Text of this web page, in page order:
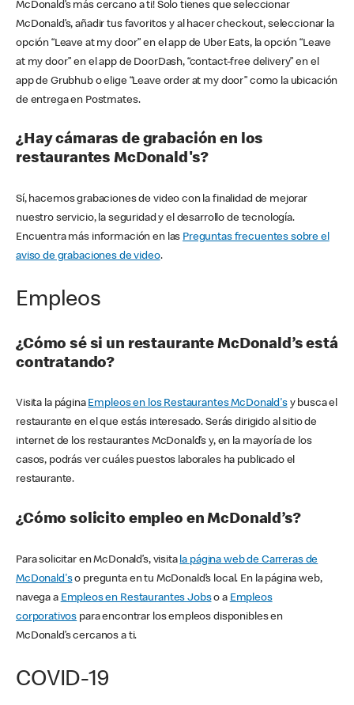
McDonald’s más cercano a ti! Solo tienes que seleccionar
McDonald’s, añadir tus favoritos y al hacer checkout, seleccionar la
opción “Leave at my door” en el app de Uber Eats, la opción “Leave
at my door” en el app de DoorDash, “contact-free delivery” en el
app de Grubhub o elige “Leave order at my door” como la ubicación
de entrega en Postmates.
¿Hay cámaras de grabación en los
restaurantes McDonald's?
Sí, hacemos grabaciones de video con la finalidad de mejorar
nuestro servicio, la seguridad y el desarrollo de tecnología.
Encuentra más información en las Preguntas frecuentes sobre el
aviso de grabaciones de video.
Empleos
¿Cómo sé si un restaurante McDonald’s está
contratando?
Visita la página Empleos en los Restaurantes McDonald'sy busca el
restaurante en el que estás interesado. Serás dirigido al sitio de
internet de los restaurantes McDonald’s y, en la mayoría de los
casos, podrás ver cuáles puestos laborales ha publicado el
restaurante.
¿Cómo solicito empleo en McDonald’s?
Para solicitar en McDonald’s, visita la página web de Carreras de
McDonald'so pregunta en tu McDonald’s local. En la página web,
navega a Empleos en Restaurantes Jobso a Empleos
corporativos para encontrar los empleos disponibles en
McDonald’s cercanos a ti.
COVID-19